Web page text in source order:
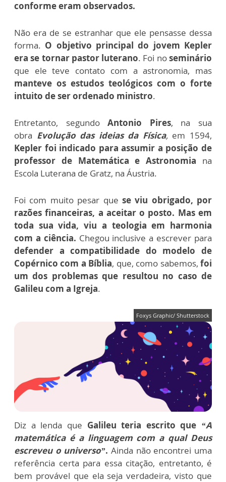
conforme eram observados.
Não era de se estranhar que ele pensasse dessa
forma. O objetivo principal do jovem Kepler
era se tornar pastor luterano. Foi noseminário
que ele teve contato com a astronomia, mas
manteve os estudos teológicos com o forte
intuito de ser ordenado ministro.
Entretanto, segundoAntonio Pires, na sua
obra Evolução das ideias da Física, em 1594,
Kepler foi indicado para assumir a posição de
professor de Matemática e Astronomia na
Escola Luterana de Gratz, na Áustria.
Foi com muito pesar que se viu obrigado, por
razões financeiras, a aceitar o posto. Mas em
toda sua vida, viu a teologia em harmonia
com a ciência. Chegou inclusive a escrever para
defender a compatibilidade do modelo de
Copérnico com a Bíblia, que, como sabemos,foi
um dos problemas que resultou no caso de
Galileu com a Igreja.
Foxys Graphic/ Shutterstock
Diz a lenda que Galileu teria escrito que “A
matemática é a linguagem com a qual Deus
escreveu o universo”. Ainda não encontrei uma
referência certa para essa citação, entretanto, é
bem provável que ela seja verdadeira, visto que